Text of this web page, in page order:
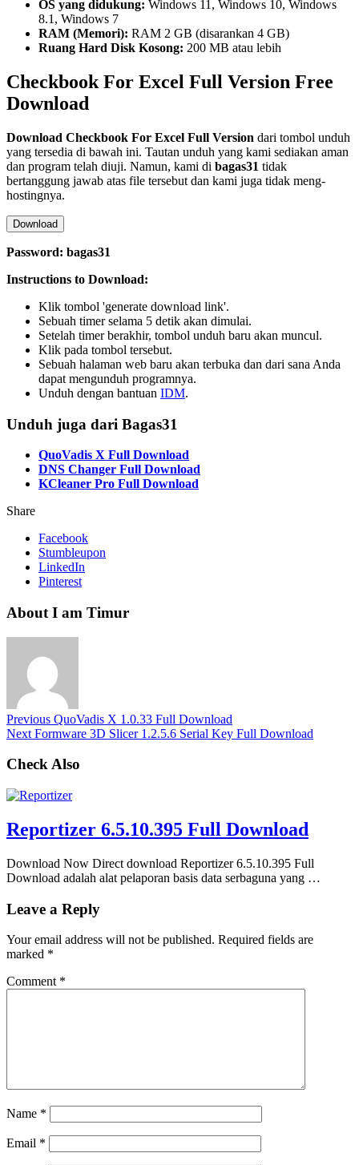
OS yang didukung: Windows 11, Windows 10, Windows
8.1, Windows 7
RAM (Memori): RAM 2 GB (disarankan 4 GB)
Ruang Hard Disk Kosong: 200 MB atau lebih
Checkbook For Excel Full Version Free
Download
Download Checkbook For Excel Full Version dari tombol unduh
yang tersedia di bawah ini. Tautan unduh yang kami sediakan aman
dan program telah diuji. Namun, kami di bagas31 tidak
bertanggung jawab atas file tersebut dan kami juga tidak meng-
hostingnya.
Download
Password: bagas31
Instructions to Download:
Klik tombol 'generate download link'.
Sebuah timer selama 5 detik akan dimulai.
Setelah timer berakhir, tombol unduh baru akan muncul.
Klik pada tombol tersebut.
Sebuah halaman web baru akan terbuka dan dari sana Anda
dapat mengunduh programnya.
Unduh dengan bantuan IDM.
Unduh juga dari Bagas31
QuoVadis X Full Download
DNS Changer Full Download
KCleaner Pro Full Download
Share
Facebook
Stumbleupon
LinkedIn
Pinterest
About I am Timur
Previous QuoVadis X 1.0.33 Full Download
Next Formware 3D Slicer 1.2.5.6 Serial Key Full Download
Check Also
Reportizer 6.5.10.395 Full Download
Download Now Direct download Reportizer 6.5.10.395 Full
Download adalah alat pelaporan basis data serbaguna yang …
Leave a Reply
Your email address will not be published. Required fields are
marked *
Comment *
Name *
Email *